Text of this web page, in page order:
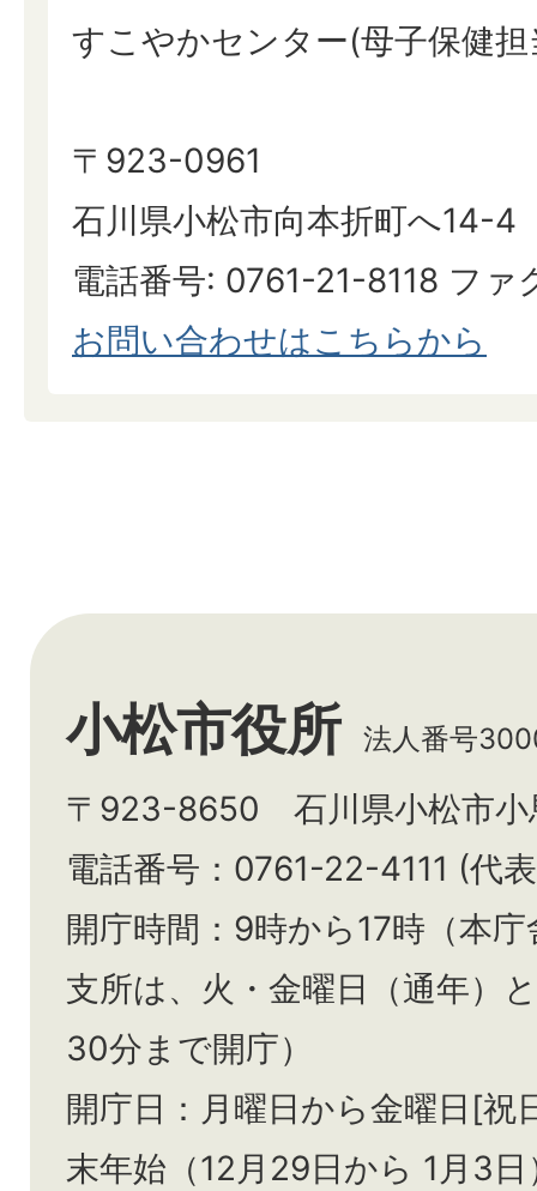
すこやかセンター(母子保健担
〒923-0961
石川県小松市向本折町へ14-4
電話番号: 0761-21-8118 フ
​​​​​​​お問い合わせはこちらから
小松市役所 法人番号
〒923-8650 石川県小松市小
電話番号：0761-22-4111 (代
開庁時間：9時から17時（本
支所は、火・金曜日（通年）と
30分まで開庁）
開庁日：月曜日から金曜日[祝
末年始（12月29日から 1月3